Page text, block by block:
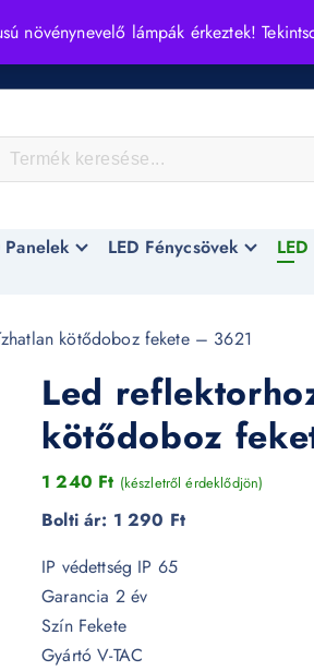
növénynevelő lámpák érkeztek!
Panelek LED Fénycsövek
kötődoboz fekete – 3621
Led
kötődoboz
1 240 Ft (készletről érdeklődjön)
Bolti ár: 1 290 Ft
IP védettség IP 65
Garancia 2 év
Szín Fekete
Gyártó V-TAC